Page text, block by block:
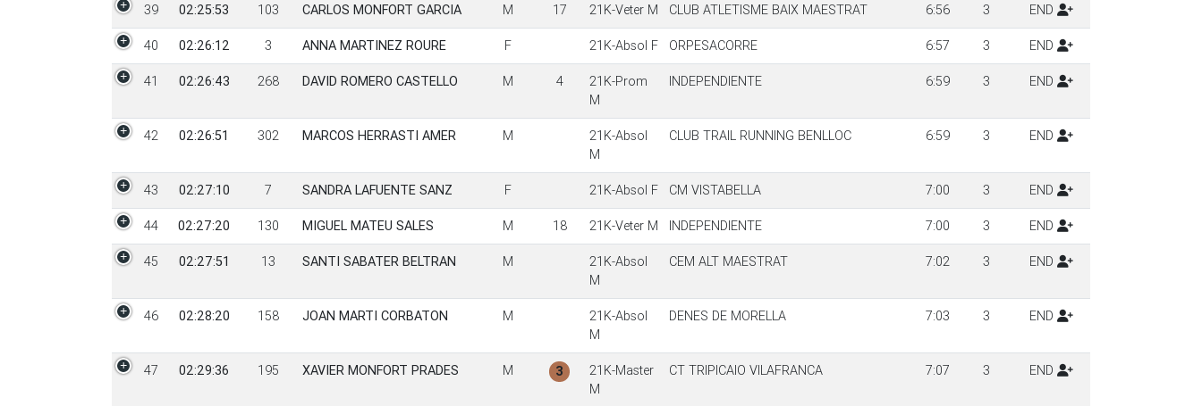
39 02:25:53 103 CARLOS MONFORT GARCIA M 17 21K-Veter M CLUB ATLETISME BAIX MAESTRAT 6:56 3 END
40 02:26:12 3 ANNA MARTINEZ ROURE F 21K-Absol F ORPESACORRE 6:57 3 END
41 02:26:43 268 DAVID ROMERO CASTELLO M 4
21K-Prom
M
INDEPENDIENTE 6:59 3 END
42 02:26:51 302 MARCOS HERRASTI AMER M
21K-Absol
M
CLUB TRAIL RUNNING BENLLOC 6:59 3 END
43 02:27:10 7 SANDRA LAFUENTE SANZ F 21K-Absol F CM VISTABELLA 7:00 3 END
44 02:27:20 130 MIGUEL MATEU SALES M 18 21K-Veter M INDEPENDIENTE 7:00 3 END
45 02:27:51 13 SANTI SABATER BELTRAN M
21K-Absol
M
CEM ALT MAESTRAT 7:02 3 END
46 02:28:20 158 JOAN MARTI CORBATON M
21K-Absol
M
DENES DE MORELLA 7:03 3 END
47 02:29:36 195 XAVIER MONFORT PRADES M 3
21K-Master
M
CT TRIPICAIO VILAFRANCA 7:07 3 END